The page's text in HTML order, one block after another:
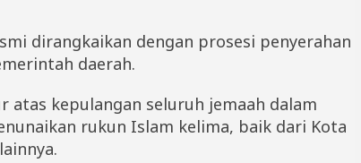
dirangkaikan dengan prosesi penyerahan
daerah.
atas kepulangan seluruh jemaah dalam
rukun Islam kelima, baik dari Kota